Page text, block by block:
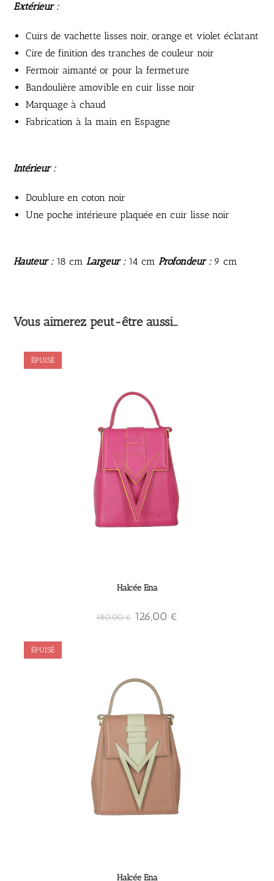
Extérieur :
Cuirs de vachette lisses noir, orange et violet éclatant
Cire de finition des tranches de couleur noir
Fermoir aimanté or pour la fermeture
Bandoulière amovible en cuir lisse noir
Marquage à chaud
Fabrication à la main en Espagne
Intérieur :
Doublure en coton noir
Une poche intérieure plaquée en cuir lisse noir
Hauteur :18 cmLargeur :14 cmProfondeur :9 cm
Vous aimerez peut-être aussi…
ÉPUISÉ
Halcée Ena
180,00€ 126,00 €
ÉPUISÉ
Halcée Ena